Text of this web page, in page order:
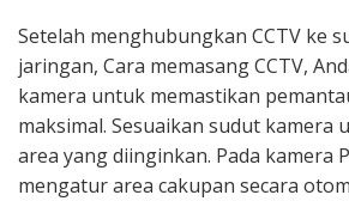
Setelah menghubungkan CCTV ke
jaringan, Cara memasang CCTV,
kamera untuk memastikan
maksimal. Sesuaikan sudut kamera
area yang diinginkan. Pada kamera
mengatur area cakupan secara